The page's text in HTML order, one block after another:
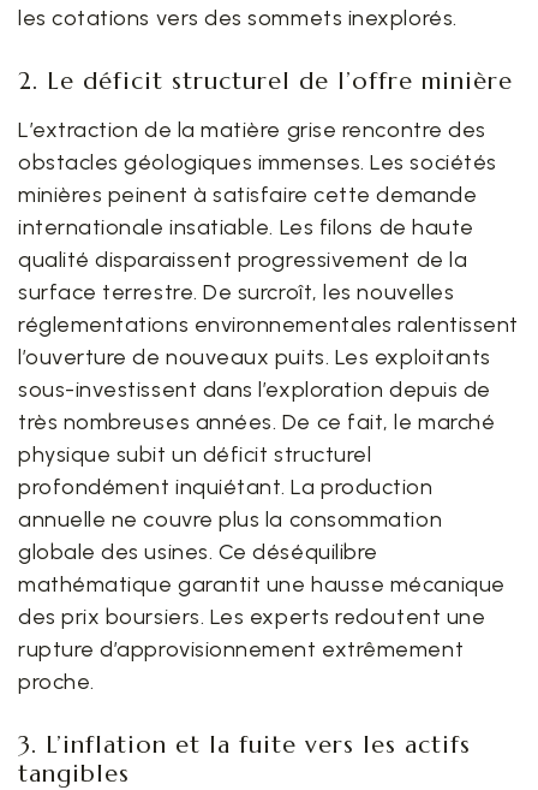
les cotations vers des sommets inexplorés.
2. Le déficit structurel de l’offre minière
L’extraction de la matière grise rencontre des
obstacles géologiques immenses. Les sociétés
minières peinent à satisfaire cette demande
internationale insatiable. Les filons de haute
qualité disparaissent progressivement de la
surface terrestre. De surcroît, les nouvelles
réglementations environnementales ralentissent
l’ouverture de nouveaux puits. Les exploitants
sous-investissent dans l’exploration depuis de
très nombreuses années. De ce fait, le marché
physique subit un déficit structurel
profondément inquiétant. La production
annuelle ne couvre plus la consommation
globale des usines. Ce déséquilibre
mathématique garantit une hausse mécanique
des prix boursiers. Les experts redoutent une
rupture d’approvisionnement extrêmement
proche.
3. L’inflation et la fuite vers les actifs
tangibles